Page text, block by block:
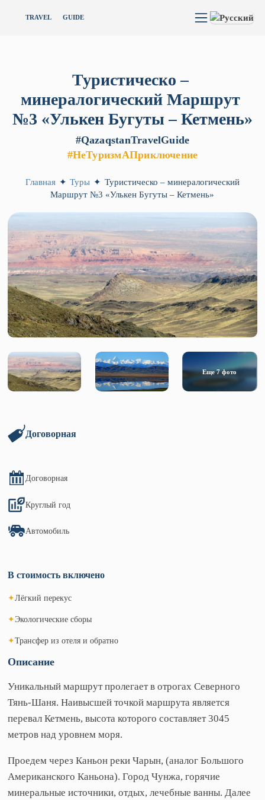
TRAVEL GUIDE
Туристическо –
минералогический Маршрут
№3 «Улькен Бугуты – Кетмень»
#QazaqstanTravelGuide
#НеТуризмАПриключение
Главная ✦ Туры ✦ Туристическо – минералогический
Маршрут №3 «Улькен Бугуты – Кетмень»
Еще7фото
Описание
Уникальный маршрут пролегает в отрогах Северного
Тянь-Шаня. Наивысшей точкой маршрута является
перевал Кетмень, высота которого составляет 3045
метров над уровнем моря.
Проедем через Каньон реки Чарын, (аналог Большого
Американского Каньона). Город Чунжа, горячие
минеральные источники, отдых, лечебные ванны. Далее
Договорная
Договорная
Круглый год
Автомобиль
В стоимость включено
✦Лёгкий перекус
✦Экологические сборы
✦Трансфер из отеля и обратно